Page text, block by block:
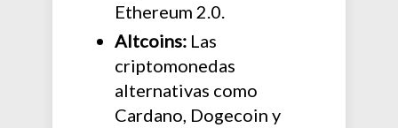
Ethereum 2.0.
Altcoins: Las
criptomonedas
alternativas como
Cardano, Dogecoin y